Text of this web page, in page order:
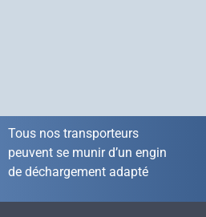
Tous nos transporteurs
peuvent se munir d’un engin
de déchargement adapté